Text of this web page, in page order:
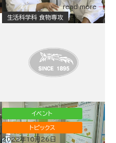
read more
生活科学科 食物専攻
イベント
トピックス
2022年10月26日